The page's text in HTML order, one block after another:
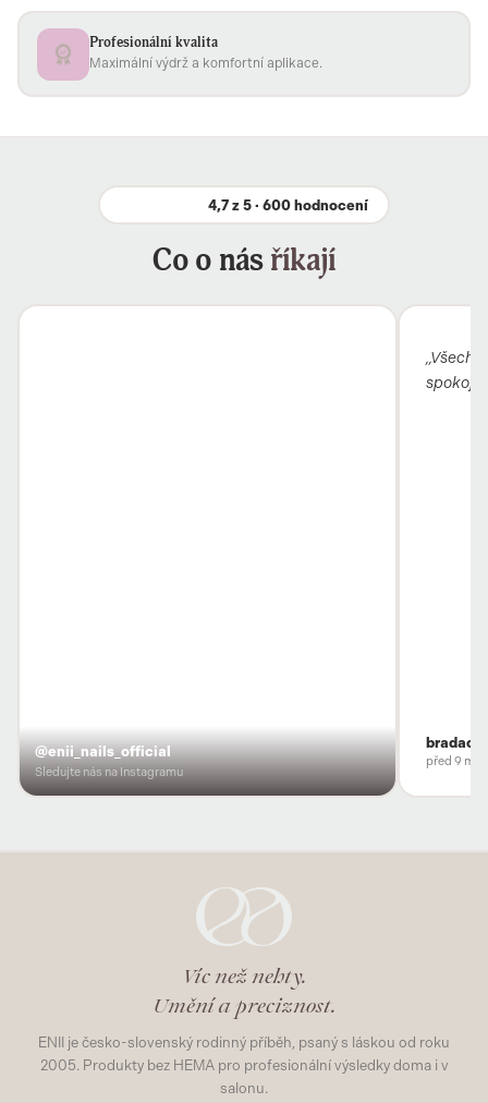
Profesionální kvalita
Maximální výdrž a komfortní aplikace.
4,7 z 5 · 600 hodnocení
Co o násříkají
@enii_nails_official
Sledujte nás na Instagramu
před 9
Víc než nehty.
Umění a preciznost.
ENII je česko-slovenský rodinný příběh, psaný s láskou od roku
2005. Produkty bez HEMA pro profesionální výsledky doma i v
salonu.